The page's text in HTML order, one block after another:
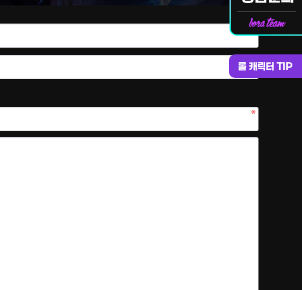
롤 캐릭터 TIP